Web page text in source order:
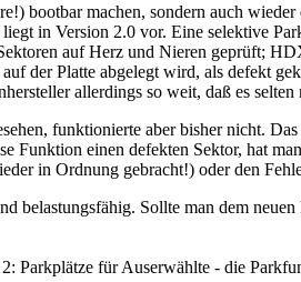
bootbar machen, sondern auch
in Version 2.0 vor. Eine selektive
auf Herz und Nieren geprüft;
der Platte abgelegt wird, als defekt
allerdings so weit, daß es
funktionierte aber bisher nicht.
einen defekten Sektor, hat
in Ordnung gebracht!) oder den
Sollte man dem
Parkplätze für Auserwählte - die